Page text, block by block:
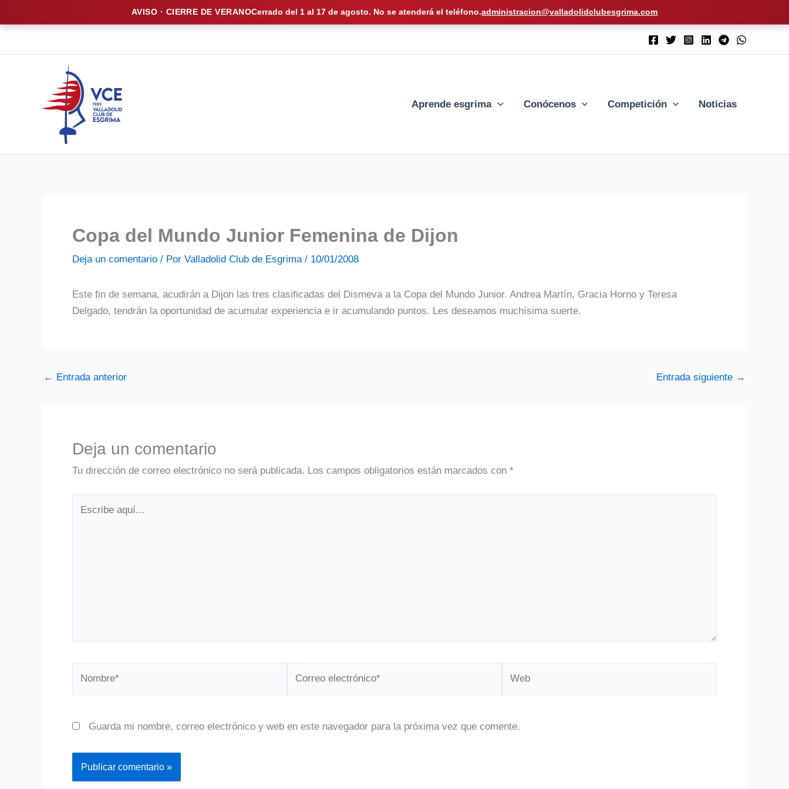
AVISO · CIERRE DE VERANOCerrado del 1 al 17 de agosto. No se atenderá el teléfono.administracion@valladolidclubesgrima.com
Aprende esgrima Conócenos Competición Noticias
Copa del Mundo Junior Femenina de Dijon
Deja un comentario / Por Valladolid Club de Esgrima / 10/01/2008
Este fin de semana, acudirán a Dijon las tres clasificadas del Dismeva a la Copa del Mundo Junior. Andrea Martín, Gracia Horno y Teresa
Delgado, tendrán la oportunidad de acumular experiencia e ir acumulando puntos. Les deseamos muchísima suerte.
← Entrada anterior Entrada siguiente →
Deja un comentario
Tu dirección de correo electrónico no será publicada. Los campos obligatorios están marcados con *
Guarda mi nombre, correo electrónico y web en este navegador para la próxima vez que comente.